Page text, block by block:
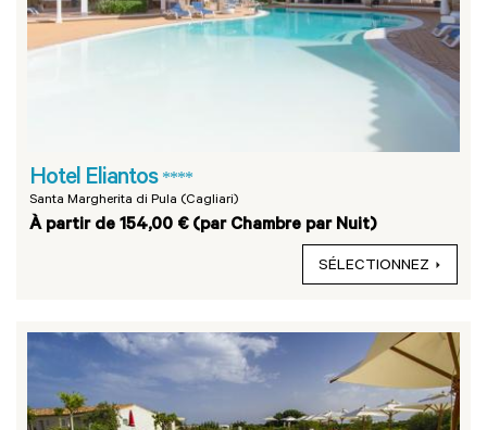
Hotel Eliantos ****
Santa Margherita di Pula (Cagliari)
À partir de 154,00 € (par Chambre par Nuit)
SÉLECTIONNEZ